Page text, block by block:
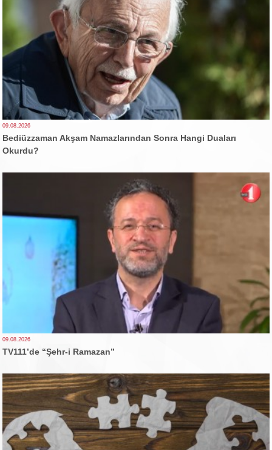
09.08.2026
Bediüzzaman Akşam Namazlarından Sonra Hangi Duaları
Okurdu?
09.08.2026
TV111’de “Şehr-i Ramazan”